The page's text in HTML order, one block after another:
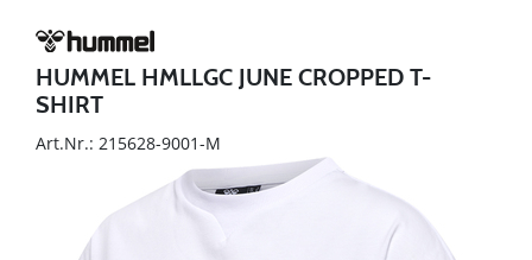
HUMMEL HMLLGC JUNE CROPPED T-
SHIRT
Art.Nr.: 215628-9001-M